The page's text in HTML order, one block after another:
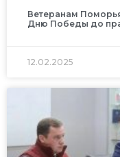
Ветеранам
Дню Победы до
12.02.2025